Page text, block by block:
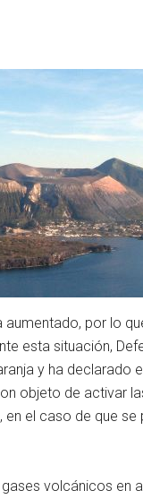
por lo
esta situación,
y ha declarado
objeto de activar
el caso de que
volcánicos en